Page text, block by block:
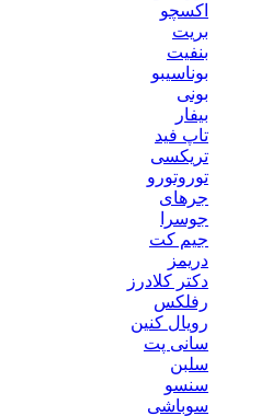
اکسچو
بریت
بنفیت
بوناسیبو
بونی
بیفار
تاپ فید
تریکسی
توروتورو
جرهای
جوسرا
جیم کت
دریمز
دکتر کلادرز
رفلکس
رویال کنین
سانی پت
سلبن
سنسو
سوباشی